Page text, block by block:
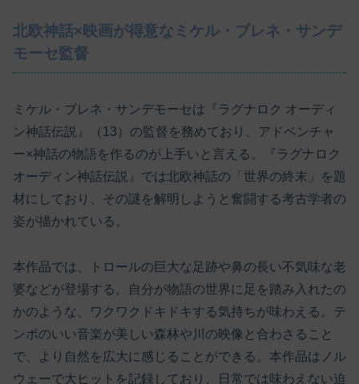
北欧神話×映画が得意なミケル・ブレネ・サンデ
モーセ監督
ミケル・ブレネ・サンデモーセは『ラグナロク オーディ
ン神話伝説』（13）の監督を務めており、アドベンチャ
ー×神話の物語を作るのが上手いと言える。『ラグナロク
オーディン神話伝説』では北欧神話の「世界の終末」を題
材にしており、その謎を解明しようと奮闘する考古学者の
姿が描かれている。
本作品では、トロールの巨大な足跡や鼻の長い不気味な老
婆などが登場する。自分が物語の世界に足を踏み入れたの
かのような、ワクワクドキドキする気持ちが味わえる。テ
ンポのいい音楽が美しい森林や川の映像と合わさること
で、より自然を広大に感じることができる。本作品はノル
ウェーで大ヒットを記録しており、日常では味わえない迫